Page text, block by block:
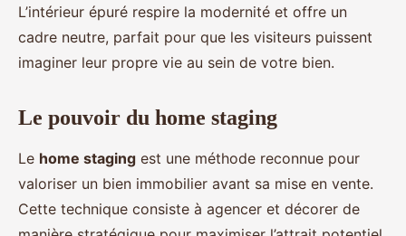
L’intérieur épuré respire la modernité et offre un
cadre neutre, parfait pour que les visiteurs puissent
imaginer leur propre vie au sein de votre bien.
Le pouvoir du home staging
Le home staging est une méthode reconnue pour
valoriser un bien immobilier avant sa mise en vente.
Cette technique consiste à agencer et décorer de